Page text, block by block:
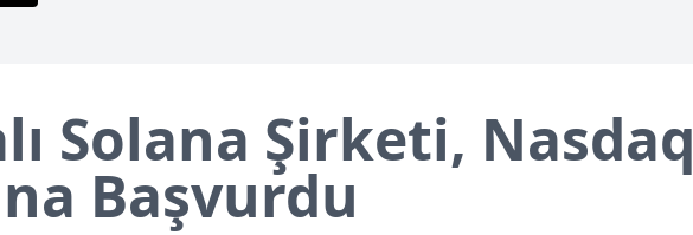
Solana Şirketi, Nasdaq
Başvurdu